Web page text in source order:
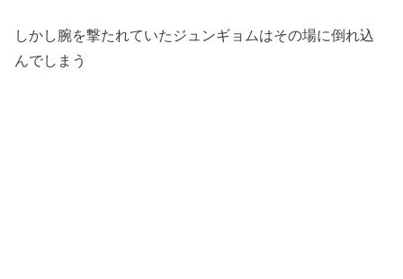
しかし腕を撃たれていたジュンギョムはその場に倒れ込
んでしまう